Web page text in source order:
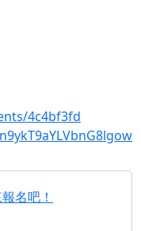
4c4bf3fd
名吧！